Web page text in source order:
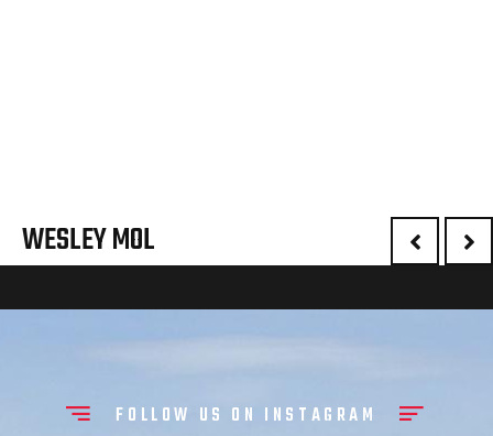
WESLEY MOL
FOLLOW US ON INSTAGRAM